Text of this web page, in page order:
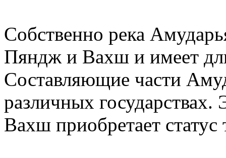
Собственно река
Пяндж и Вахш и имеет
Составляющие части
различных государствах.
Вахш приобретает